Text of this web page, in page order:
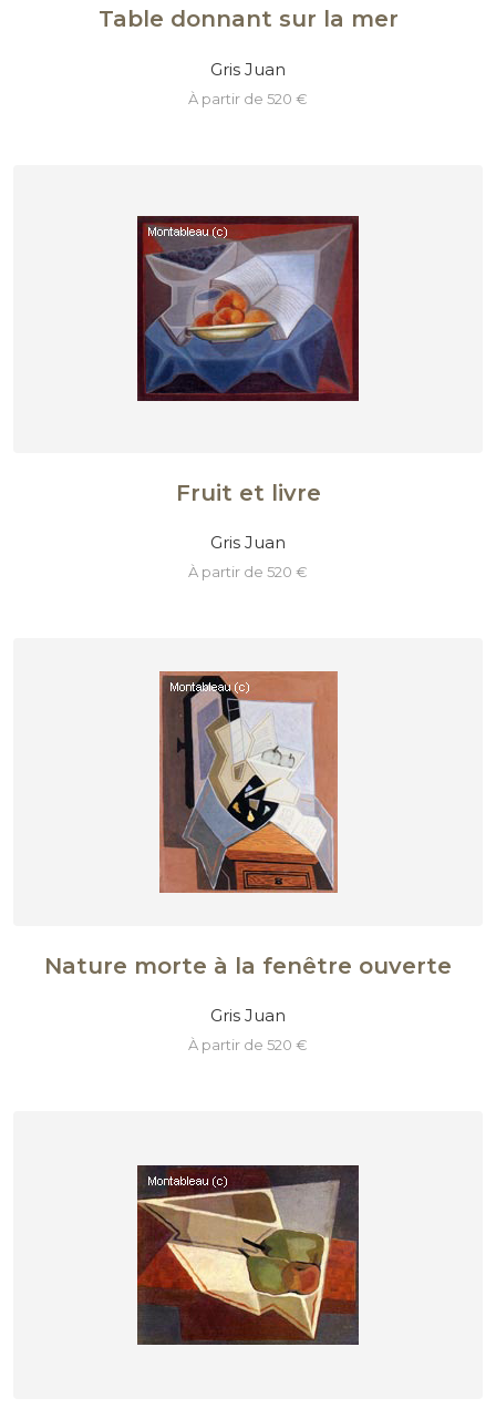
Table donnant sur la mer
Gris Juan
à partir de 520 €
Fruit et livre
Gris Juan
à partir de 520 €
Nature morte à la fenêtre ouverte
Gris Juan
à partir de 520 €